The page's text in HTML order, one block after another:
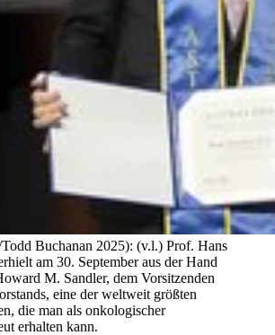
Buchanan 2025): (v.l.) Prof. Hans
am 30. September aus der Hand
M. Sandler, dem Vorsitzenden
eine der weltweit größten
die man als onkologischer
erhalten kann.